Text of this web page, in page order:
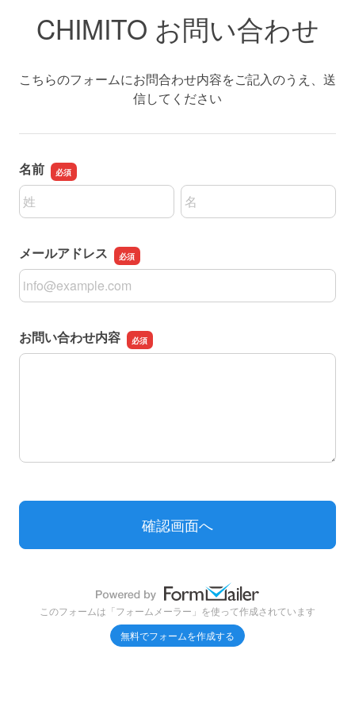
CHIMITO お問い合わせ
こちらのフォームにお問合わせ内容をご記入のうえ、送
信してください
名前
名前の姓
名前の名
メールアドレス
メールアドレス
お問い合わせ内容
お問い合わせ内容
このフォームは「フォームメーラー」を使って作成されています
無料でフォームを作成する